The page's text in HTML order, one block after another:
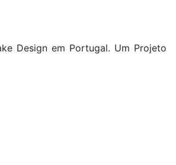
Design em Portugal. Um Projeto